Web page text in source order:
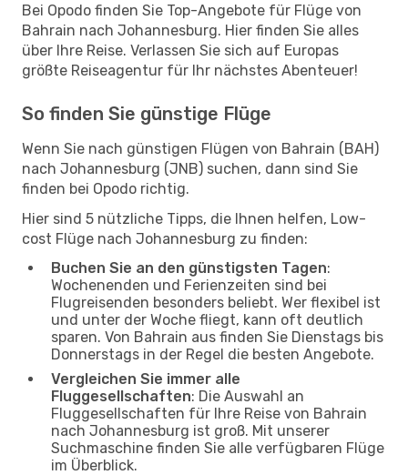
Bei Opodo finden Sie Top-Angebote für Flüge von
Bahrain nach Johannesburg. Hier finden Sie alles
über Ihre Reise. Verlassen Sie sich auf Europas
größte Reiseagentur für Ihr nächstes Abenteuer!
So finden Sie günstige Flüge
Wenn Sie nach günstigen Flügen von Bahrain (BAH)
nach Johannesburg (JNB) suchen, dann sind Sie
finden bei Opodo richtig.
Hier sind 5 nützliche Tipps, die Ihnen helfen, Low-
cost Flüge nach Johannesburg zu finden:
Buchen Sie an den günstigsten Tagen:
Wochenenden und Ferienzeiten sind bei
Flugreisenden besonders beliebt. Wer flexibel ist
und unter der Woche fliegt, kann oft deutlich
sparen. Von Bahrain aus finden Sie Dienstags bis
Donnerstags in der Regel die besten Angebote.
Vergleichen Sie immer alle
Fluggesellschaften: Die Auswahl an
Fluggesellschaften für Ihre Reise von Bahrain
nach Johannesburg ist groß. Mit unserer
Suchmaschine finden Sie alle verfügbaren Flüge
im Überblick.